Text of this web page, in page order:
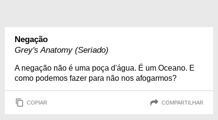
Negação
Grey's Anatomy (Seriado)
A negação não é uma poça d'água. É um Oceano. E
como podemos fazer para não nos afogarmos?
COPIAR COMPARTILHAR